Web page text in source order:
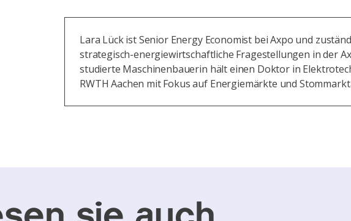
Lara Lück ist Senior Energy Economist bei Axpo und
strategisch-energiewirtschaftliche Fragestellungen in der
studierte Maschinenbauerin hält einen Doktor in
RWTH Aachen mit Fokus auf Energiemärkte und